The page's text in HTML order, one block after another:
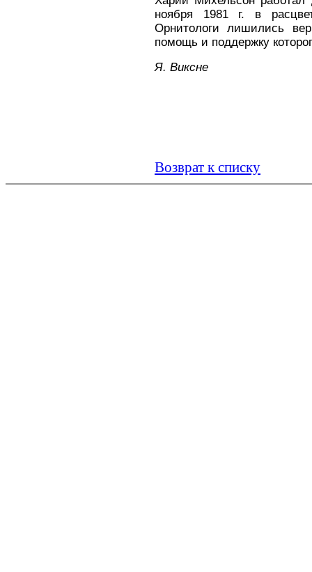
ноября 1981 г. в
Орнитологи лишились
помощь и поддержку
Я. Виксне
Возврат к списку